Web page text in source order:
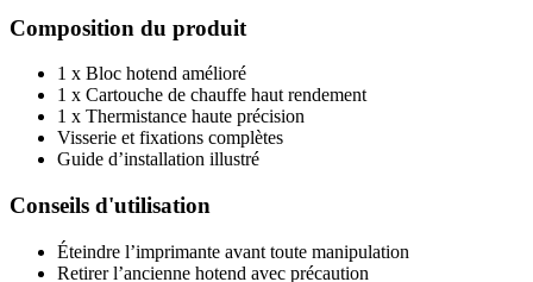
Composition du produit
1 x Bloc hotend amélioré
1 x Cartouche de chauffe haut rendement
1 x Thermistance haute précision
Visserie et fixations complètes
Guide d’installation illustré
Conseils d'utilisation
Éteindre l’imprimante avant toute manipulation
Retirer l’ancienne hotend avec précaution